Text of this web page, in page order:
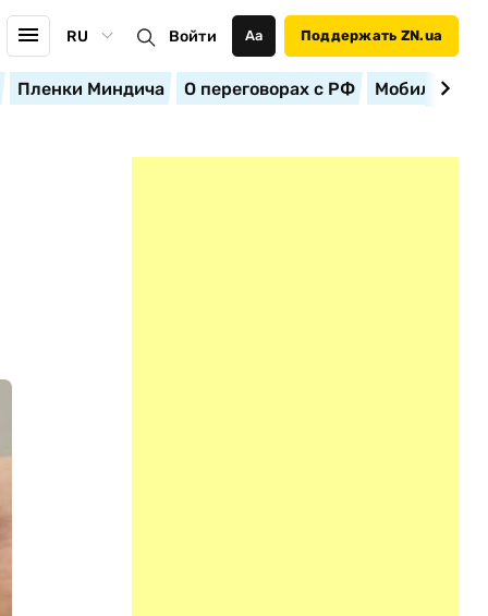
RU Войти Аа Поддержать ZN.ua
Пленки Миндича О переговорах с РФ